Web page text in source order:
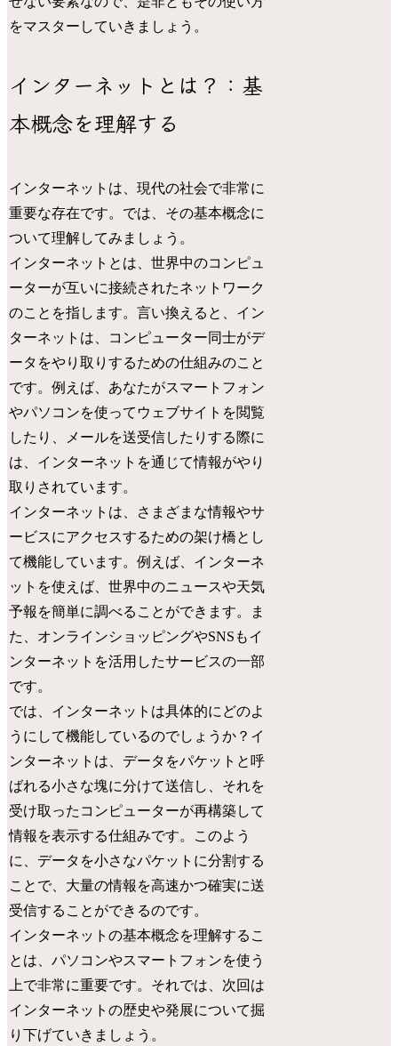
をマスターしていきましょう。
インターネットとは？：基
本概念を理解する
インターネットは、現代の社会で非常に
重要な存在です。では、その基本概念に
ついて理解してみましょう。
インターネットとは、世界中のコンピュ
ーターが互いに接続されたネットワーク
のことを指します。言い換えると、イン
ターネットは、コンピューター同士がデ
ータをやり取りするための仕組みのこと
です。例えば、あなたがスマートフォン
やパソコンを使ってウェブサイトを閲覧
したり、メールを送受信したりする際に
は、インターネットを通じて情報がやり
取りされています。
インターネットは、さまざまな情報やサ
ービスにアクセスするための架け橋とし
て機能しています。例えば、インターネ
ットを使えば、世界中のニュースや天気
予報を簡単に調べることができます。ま
た、オンラインショッピングやSNSもイ
ンターネットを活用したサービスの一部
です。
では、インターネットは具体的にどのよ
うにして機能しているのでしょうか？イ
ンターネットは、データをパケットと呼
ばれる小さな塊に分けて送信し、それを
受け取ったコンピューターが再構築して
情報を表示する仕組みです。このよう
に、データを小さなパケットに分割する
ことで、大量の情報を高速かつ確実に送
受信することができるのです。
インターネットの基本概念を理解するこ
とは、パソコンやスマートフォンを使う
上で非常に重要です。それでは、次回は
インターネットの歴史や発展について掘
り下げていきましょう。